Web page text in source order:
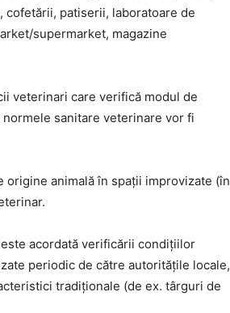
patiserii, laboratoare de
supermarket, magazine
veterinari care verifică modul de
sanitare veterinare vor fi
animală în spaţii improvizate (în
acordată verificării condițiilor
periodic de către autoritățile locale,
tradiționale (de ex. târguri de